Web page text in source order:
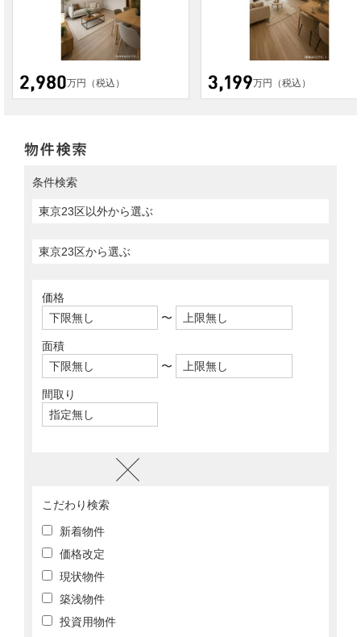
万円（税込） 万円（税込）
条件検索
価格
〜
面積
〜
間取り
こだわり検索
新着物件
価格改定
現状物件
築浅物件
投資用物件